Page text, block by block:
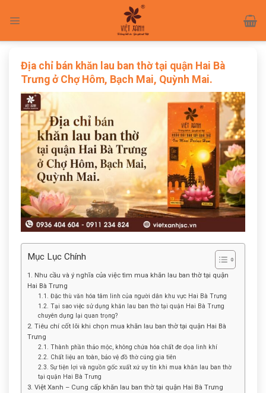
Địa chỉ bán khăn lau ban thờ tại quận Hai Bà
Trưng ở Chợ Hôm, Bạch Mai, Quỳnh Mai.
Mục Lục Chính
1. Nhu cầu và ý nghĩa của việc tìm mua khăn lau ban thờ tại quận
Hai Bà Trưng
1.1. Đặc thù văn hóa tâm linh của người dân khu vực Hai Bà Trưng
1.2. Tại sao việc sử dụng khăn lau ban thờ tại quận Hai Bà Trưng
chuyên dụng lại quan trọng?
2. Tiêu chí cốt lõi khi chọn mua khăn lau ban thờ tại quận Hai Bà
Trưng
2.1. Thành phần thảo mộc, không chứa hóa chất đe dọa linh khí
2.2. Chất liệu an toàn, bảo vệ đồ thờ cúng gia tiên
2.3. Sự tiện lợi và nguồn gốc xuất xứ uy tín khi mua khăn lau ban thờ
tại quận Hai Bà Trưng
3. Việt Xanh – Cung cấp khăn lau ban thờ tại quận Hai Bà Trưng